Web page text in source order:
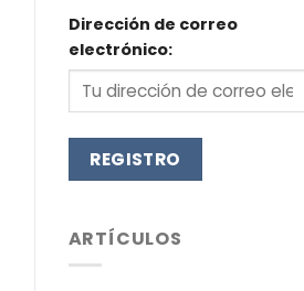
Dirección de correo
electrónico:
ARTÍCULOS